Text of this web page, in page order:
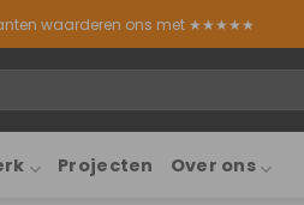
waarderen ons met ★★★★★
Projecten Over ons